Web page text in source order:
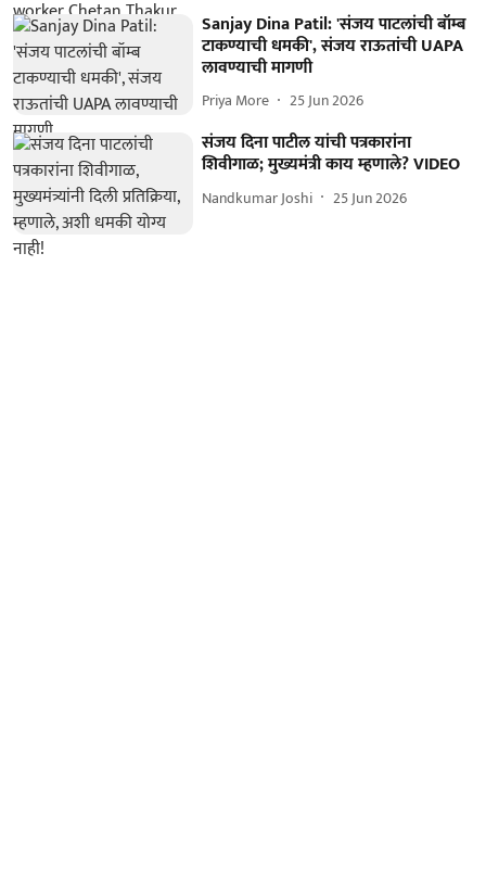
Sanjay Dina Patil: 'संजय पाटलांची बॉम्ब
टाकण्याची धमकी', संजय राऊतांची UAPA
लावण्याची मागणी
Priya More 25 Jun 2026
संजय दिना पाटील यांची पत्रकारांना
शिवीगाळ; मुख्यमंत्री काय म्हणाले? VIDEO
Nandkumar Joshi 25 Jun 2026